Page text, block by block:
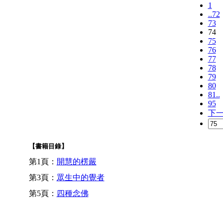
1
..72
73
74
75
76
77
78
79
80
81..
95
下
【書籍目錄】
第1頁： 開慧的楞嚴
第3頁： 眾生中的覺者
第5頁： 四種念佛